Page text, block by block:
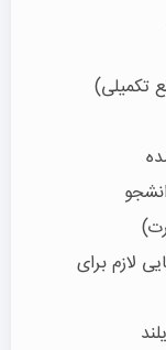
تکمیلی)
لازم برای